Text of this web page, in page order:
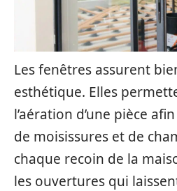
Les fenêtres assurent
esthétique. Elles
l’aération d’une pièce
de moisissures et de
chaque recoin de la
les ouvertures qui